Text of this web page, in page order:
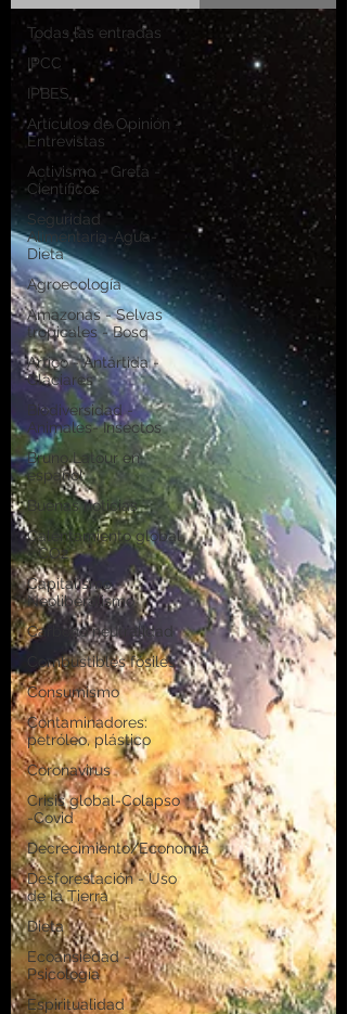
Todas las entradas
IPCC
IPBES
Artículos de Opinión -
Entrevistas
Activismo - Greta -
Científicos
Seguridad
Alimentaria-Agua-
Dieta
Agroecología
Amazonas - Selvas
tropicales - Bosq
Artico - Antártida -
Glaciares
Biodiversidad -
Animales- Insectos
Bruno Latour en
español
Buenas noticias
Calentamiento global
- CO2
Capitalismo -
Neoliberalismo
Carbono neutralidad
Combustibles fósiles
Consumismo
Contaminadores:
petróleo, plástico
Coronavirus
Crisis global-Colapso
-Covid
Decrecimiento/Economía
Desforestación - Uso
de la Tierra
Dieta
Ecoansiedad -
Psicología
Espiritualidad